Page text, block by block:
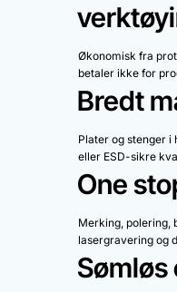
Økonomisk fra
betaler ikke for
Bredt
Plater og stenger
eller ESD-sikre
One
Merking, polering,
lasergravering og